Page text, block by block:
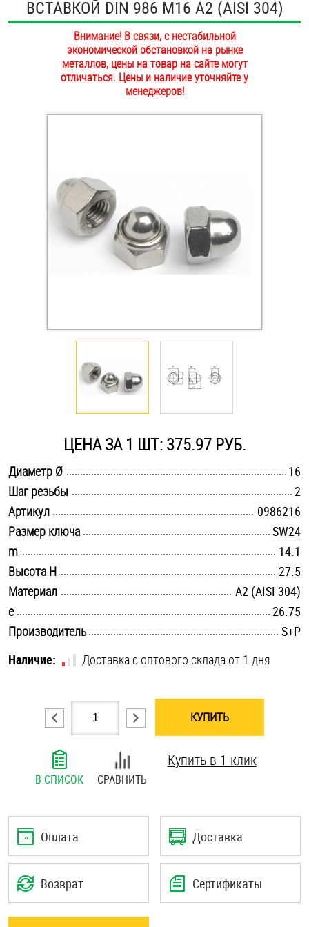
ОПЛАТА И ДОСТАВКА
НАШИ МАГАЗИНЫ
Втулки
Инструмент
Крюки, кольца с метрической резьбой
Оснастка и аксессуары для яхт
Саморезы и шурупы
Стопорные кольца
Такелаж
Хомуты
Шайбы
Шплинты
Штифты и пальцы
ВСТАВКОЙ DIN 986 М16 А2 (AISI 304)
Внимание! В связи, с нестабильной
экономической обстановкой на рынке
металлов, цены на товар на сайте могут
отличаться. Цены и наличие уточняйте у
менеджеров!
ЦЕНА ЗА 1 ШТ: 375.97 РУБ.
Диаметр Ø
16
Шаг резьбы
2
Артикул
0986216
Размер ключа
SW24
m
14.1
Высота H
27.5
Материал
А2 (AISI 304)
e
26.75
Производитель
S+P
Наличие:
Доставка с оптового склада от 1 дня
КУПИТЬ
В СПИСОК СРАВНИТЬ
Купить в 1 клик
Оплата Доставка
Возврат Сертификаты